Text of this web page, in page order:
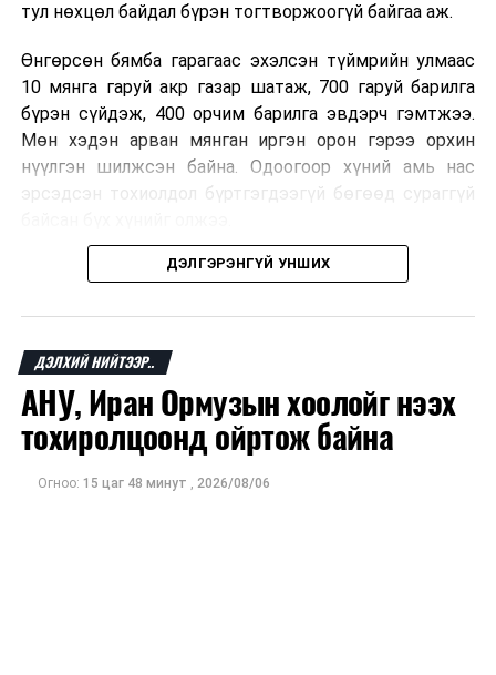
тул нөхцөл байдал бүрэн тогтворжоогүй байгаа аж.
Өнгөрсөн бямба гарагаас эхэлсэн түймрийн улмаас
10 мянга гаруй акр газар шатаж, 700 гаруй барилга
бүрэн сүйдэж, 400 орчим барилга эвдэрч гэмтжээ.
Мөн хэдэн арван мянган иргэн орон гэрээ орхин
нүүлгэн шилжсэн байна. Одоогоор хүний амь нас
эрсэдсэн тохиолдол бүртгэгдээгүй бөгөөд сураггүй
Албаныхны мэдээлснээр түймрийн нэг голомтыг
настай Аарон Фариначчиг баривчилж, галдан
шатаасан гэх үндэслэлээр эрүүгийн хэрэг үүсгэн
шалгаж байна. Харин бусад хоёр түймрийн
шалтгааныг үргэлжлүүлэн тогтоож байгаа бөгөөд
аянгын улмаас үүсээгүй гэж үзэж байгаа аж.
Одоогоор АНУ даяар 13 мужид 90 гаруй томоохон ой,
ДЭЛГЭРЭНГҮЙ УНШИХ
ДЭЛХИЙ НИЙТЭЭР..
АНУ, Иран Ормузын хоолойг нээх
тохиролцоонд ойртож байна
Огноо: 15 цаг 48 минут , 2026/08/06